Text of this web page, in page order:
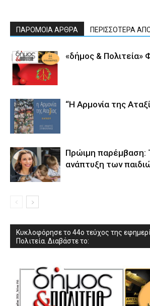
ΠΑΡΟΜΟΙΑ ΑΡΘΡΑ ΠΕΡΙΣΣΟΤΕΡΑ
«δήμος & Πολιτεία»
“Η Αρμονία της
Πρώιμη παρέμβαση:
ανάπτυξη των
Κυκλοφόρησε το 44ο τεύχος της
Πολιτεία. Διαβάστε το: